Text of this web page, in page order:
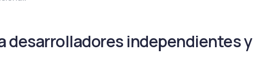
desarrolladores independientes y